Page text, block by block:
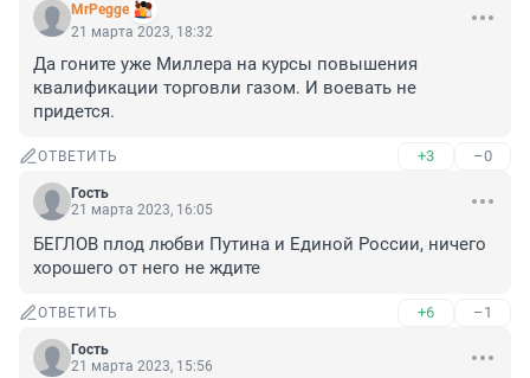
MrPegge
21 марта 2023, 18:32
Да гоните уже Миллера на курсы повышения
квалификации торговли газом. И воевать не
придется.
ОТВЕТИТЬ +3 –0
Гость
21 марта 2023, 16:05
БЕГЛОВ плод любви Путина и Единой России, ничего
хорошего от него не ждите
ОТВЕТИТЬ +6 –1
Гость
21 марта 2023, 15:56